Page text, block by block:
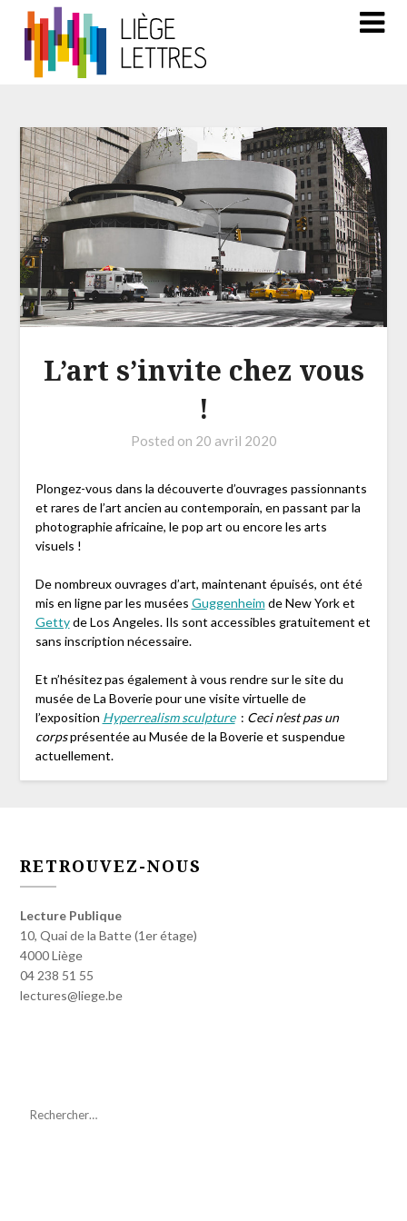
L’art s’invite chez vous
!
Posted on 20 avril 2020
Plongez-vous dans la découverte d’ouvrages passionnants
et rares de l’art ancien au contemporain, en passant par la
photographie africaine, le pop art ou encore les arts
visuels !
De nombreux ouvrages d’art, maintenant épuisés, ont été
mis en ligne par les musées Guggenheim de New York et
Gettyde Los Angeles. Ils sont accessibles gratuitement et
sans inscription nécessaire.
Et n’hésitez pas également à vous rendre sur le site du
musée de La Boverie pour une visite virtuelle de
l’exposition Hyperrealism sculpture : Ceci n’est pas un
corpsprésentée au Musée de la Boverie et suspendue
actuellement.
RETROUVEZ-NOUS
Lecture Publique
10, Quai de la Batte (1er étage)
4000 Liège
04 238 51 55
lectures@liege.be